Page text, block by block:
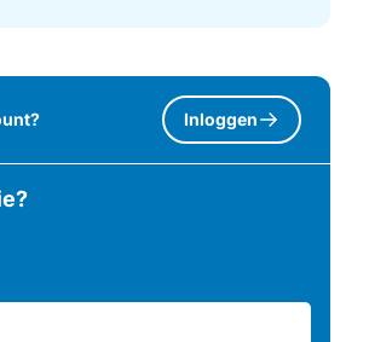
Inloggen